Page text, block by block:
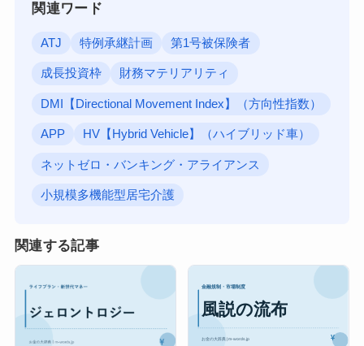
関連ワード
ATJ 特例承継計画 第1号被保険者
成長投資枠 財務マテリアリティ
DMI【Directional Movement Index】（方向性指数）
APP HV【Hybrid Vehicle】（ハイブリッド車）
ネットゼロ・バンキング・アライアンス
小規模多機能型居宅介護
関連する記事